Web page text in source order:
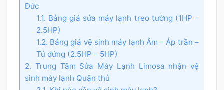
Đức
1.1. Bảng giá sửa máy lạnh treo tường (1HP –
2.5HP)
1.2. Bảng giá vệ sinh máy lạnh Âm – Áp trần –
Tủ đứng (2.5HP – 5HP)
2. Trung Tâm Sửa Máy Lạnh Limosa nhận vệ
sinh máy lạnh Quận thủ